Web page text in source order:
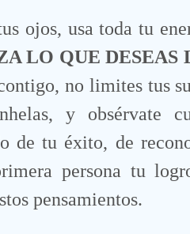
ojos, usa toda tu
LO QUE DESEAS
no limites tus
y obsérvate
de tu éxito, de
persona tu
pensamientos.